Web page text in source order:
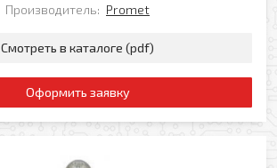
Производитель: Promet
Смотреть в каталоге (pdf)
Оформить заявку